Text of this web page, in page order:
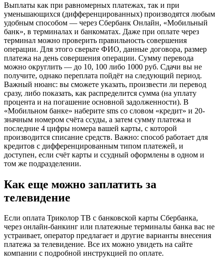
Выплаты как при равномерных платежах, так и при
уменьшающихся (дифференцированных) производятся любым
удобным способом — через Сбербанк Онлайн, «Мобильный
банк», в терминалах и банкоматах. Даже при оплате через
терминал можно проверить правильность совершения
операции. Для этого сверьте ФИО, данные договора, размер
платежа на день совершения операции. Сумму перевода
можно округлить — до 10, 100 либо 1000 руб. Сдачи вы не
получите, однако переплата пойдёт на следующий период.
Важный нюанс: вы сможете указать, произвести ли перевод
сразу, либо показать, как распределится сумма (на уплату
процента и на погашение основной задолженности). В
«Мобильном банке» наберите sms со словом «кредит» и 20-
значным номером счёта ссуды, а затем сумму платежа и
последние 4 цифры номера вашей карты, с которой
производится списание средств. Важно: способ работает для
кредитов с дифференцированным типом платежей, и
доступен, если счёт карты и ссудный оформлены в одном и
том же подразделении.
Как еще можно заплатить за
телевидение
Если оплата Триколор ТВ с банковской карты Сбербанка,
через онлайн-банкинг или платежные терминалы банка вас не
устраивает, оператор предлагает и другие варианты внесения
платежа за телевидение. Все их можно увидеть на сайте
компании с подробной инструкцией по оплате.